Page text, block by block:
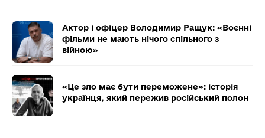
Актор і офіцер Володимир Ращук: «Воєнні
фільми не мають нічого спільного з
війною»
«Це зло має бути переможене»: історія
українця, який пережив російський полон